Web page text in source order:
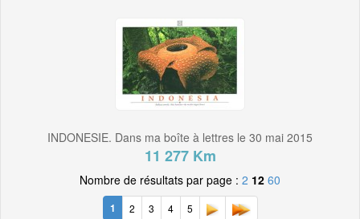
INDONESIE. Dans ma boîte à lettres le 30 mai 2015
11 277 Km
Nombre de résultats par page : 2 12 60
1 2 3 4 5